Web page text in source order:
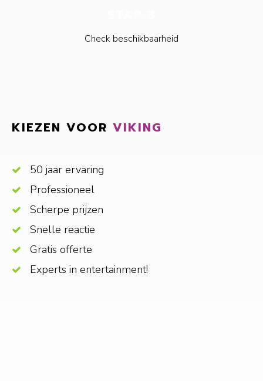
Check beschikbaarheid
KIEZEN VOOR VIKING
50 jaar ervaring
Professioneel
Scherpe prijzen
Snelle reactie
Gratis offerte
Experts in entertainment!